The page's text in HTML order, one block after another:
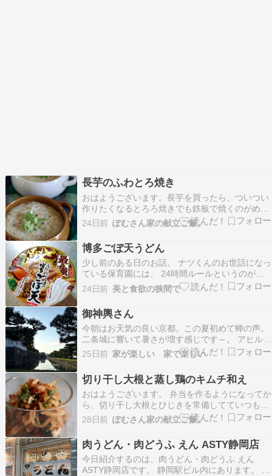
長芋のふわとろ焼き
おはようございます。長芋を買ったら、ついつい
作りたくなるとろろ焼きでも鉄板で焼くのがめん
どうやったんで、今回は簡単にトースターで仕上
げました 味の決めてになるお出汁はお馴染みの和
風万能だし やすまるを使用してます！おすすめの
お出汁を聞かれたら鉄板で私はこれおすすめして
ます▶ 購…
24日前 ぽむさん家の献立ご飯。
博多ごぼ天うどん
少し前のある日のお話。 ナツくんのお世話になっ
ている保育園には、 24時間ルールというのがあ
りまして。 熱が下がってから24時間経過しない
と預けることができません。 なので日中にお熱が
下がっても、翌日もお休みになってしまいます。
しかしこの日は娘も午前中にお客さんとのアポが
入って…
24日前 美と食欲の狭間で
御神輿さん
今朝はお天気の良い京都。この夏初めて蝉の声。
二条城に響いて暑さが増す感じです～。 アヒルも
チェック。うんうん、生きてます！今朝は、以前
住んでいたアパートのワンちゃんに会いまして、
「久しぶり～元気だった～？」。ワンちゃんも覚
えていてくれて嬉しかったです～。覚えていたか
な？（笑） 昨…
25日前 家が楽しい 家で楽しい
切り干し大根と蒸し鶏のキムチ和え
おはようございます。 弁当を作るようになってか
ら、切り干し大根とひじきを常備してていつも煮
物ばっか作るんですけど(定番副菜で便利！)たま
には変化球を、とのことで、ご飯にも合う副菜を
作りました蒸し鶏も入ってるのでボリューム満点
味付けの決めては毎度お馴染みの贅沢ローストだ
し やす…
28日前 ぽむさん家の献立ご飯。
肉うどん・肉どうふ えん ASTY静岡店
今日紹介するのは、肉うどん・肉どうふ えん
ASTY静岡店です。 静岡駅ビル内にあります。 入